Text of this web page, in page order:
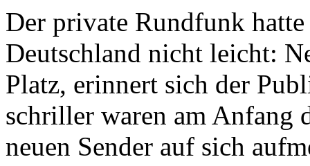
Der private Rundfunk
Deutschland nicht leicht:
Platz, erinnert sich der
schriller waren am Anfang
neuen Sender auf sich